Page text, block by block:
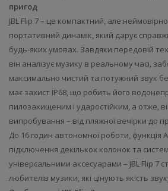
пригод
JBL Flip 7 – це компактний, але
портативний динамік, який дарує
будь-яких умовах. Завдяки передовій
він аналізує музику в реальному часі,
максимально чистий та потужний звук
має захист IP68, що робить його
пилозахищеним і ударостійким, а отже,
випробування – від пляжної вечірки до
До 16 годин автономної роботи, функція
підключення декількох колонок та
універсальними аксесуарами – JBL Flip 7
любителів музики, які цінують якість